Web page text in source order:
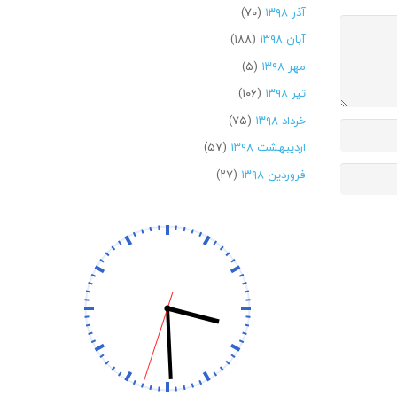
آذر ۱۳۹۸
(۷۰)
آبان ۱۳۹۸
(۱۸۸)
مهر ۱۳۹۸
(۵)
تیر ۱۳۹۸
(۱۰۶)
خرداد ۱۳۹۸
(۷۵)
اردیبهشت ۱۳۹۸
(۵۷)
فروردین ۱۳۹۸
(۲۷)